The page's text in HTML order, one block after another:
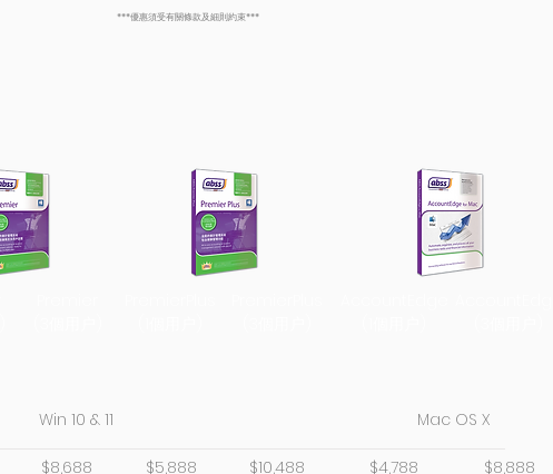
***優惠須受有關條款及細則約束***
Win 10 & 11 Mac OS X
$8,688 $5,888 $10,488 $4,788 $8,888